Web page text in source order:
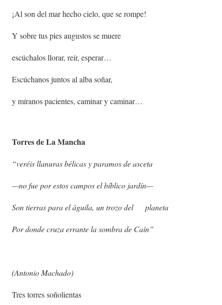
¡Al son del mar hecho cielo, que se rompe!
Y sobre tus pies augustos se muere
escúchalos llorar, reír, esperar…
Escúchanos juntos al alba soñar,
y míranos pacientes, caminar y caminar…
Torres deLa Mancha
“veréis llanuras bélicas y paramos de asceta
—no fue por estos campos el bíblico jardín—
Son tierras para el águila, un trozo del planeta
Por donde cruza errante la sombra de Caín”
(Antonio Machado)
Tres torres soñolientas